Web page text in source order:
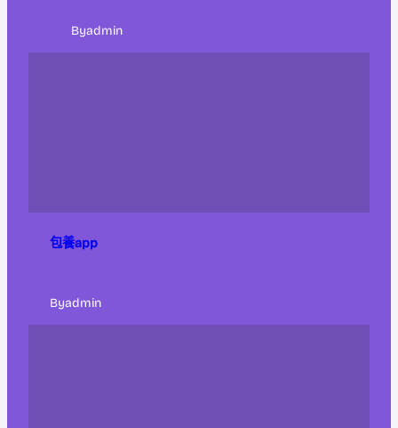
Byadmin
包養app
Byadmin